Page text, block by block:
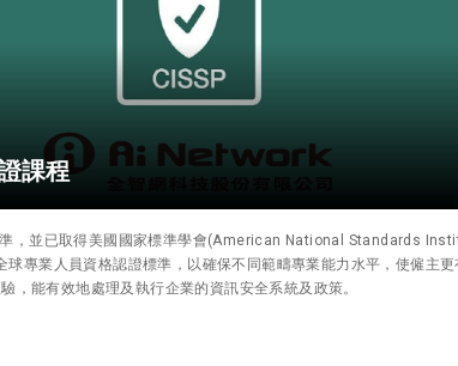
課程
，並已取得美國國家標準學會(American National Standards
球專業人員資格認證標準，以確保不同範疇專業能力水平，使僱主
，能有效地處理及執行企業的資訊安全系統及政策。